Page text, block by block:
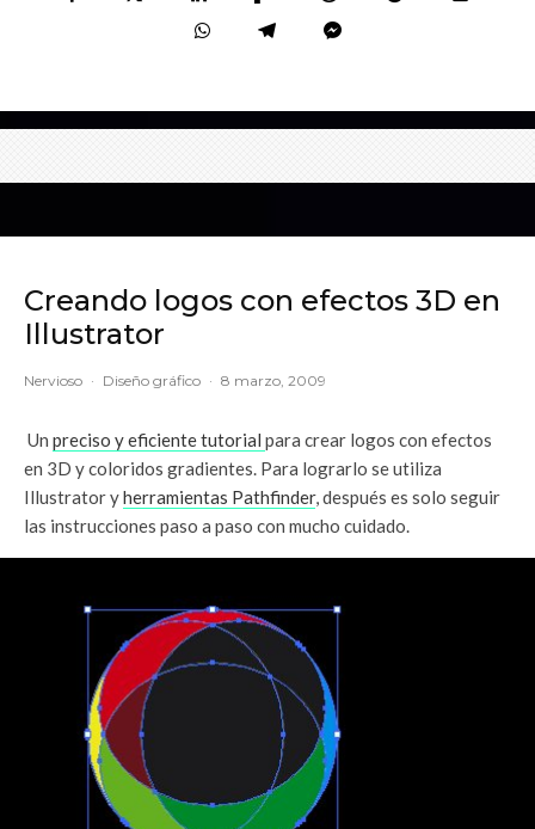
Creando logos con efectos 3D en
Illustrator
Nervioso · Diseño gráfico · 8 marzo, 2009
Un preciso y eficiente tutorial para crear logos con efectos
en 3D y coloridos gradientes. Para lograrlo se utiliza
Illustrator yherramientas Pathfinder, después es solo seguir
las instrucciones paso a paso con mucho cuidado.